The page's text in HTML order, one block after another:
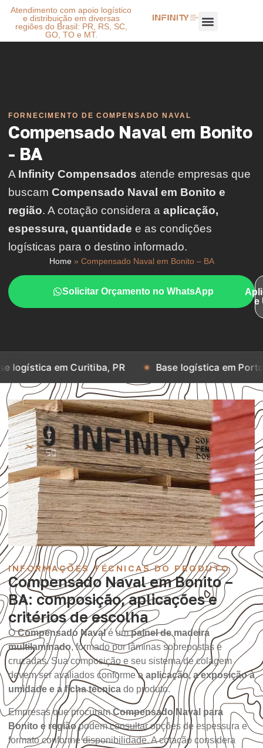
Atendimento com apoio logístico
e distribuição em diversas
regiões do Brasil: PR, RS, SC,
GO, TO e MT.
FORNECIMENTO DE COMPENSADO NAVAL
Compensado Naval em Bonito
- BA
A Infinity Compensados atende empresas que
buscam Compensado Naval em Bonito e
região. A cotação considera a aplicação,
espessura, quantidade e as condições
logísticas para o destino informado.
Home» Compensado Naval em Bonito – BA
Solicitar Orçamento no WhatsApp
e
Curitiba, PR Base logística em Porto Alegre, RS
INFORMAÇÕES TÉCNICAS DO PRODUTO
Compensado Naval em Bonito –
BA: composição, aplicações e
critérios de escolha
OCompensado Navalé umpainel de madeira
multilaminado, formado por lâminas sobrepostas e
cruzadas. Sua composição e seu sistema de colagem
devem ser avaliados conforme a aplicação, a exposição à
umidade e a ficha técnica do produto.
Empresas que procuramCompensado Naval para
Bonito e regiãopodem consultar opções de espessura e
formato conforme disponibilidade. A cotação considera